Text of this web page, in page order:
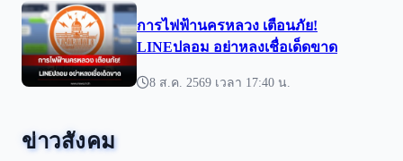
การไฟฟ้านครหลวง เตือนภัย!
LINEปลอม อย่าหลงเชื่อเด็ดขาด
8 ส.ค. 2569 เวลา 17:40 น.
ข่าวสังคม